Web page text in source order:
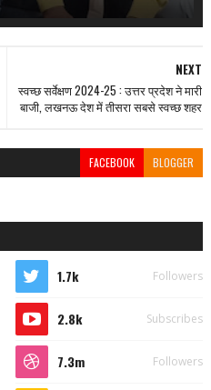
NEXT
स्वच्छ सर्वेक्षण 2024-25 : उत्तर प्रदेश ने मारी
बाजी, लखनऊ देश में तीसरा सबसे स्वच्छ शहर
FACEBOOK BLOGGER
1.7k Followers
2.8k Subscribes
7.3m Followers